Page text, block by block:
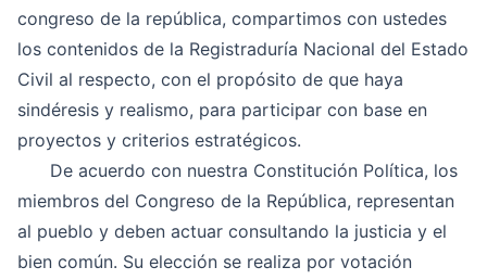
congreso de la república, compartimos con ustedes
los contenidos de la Registraduría Nacional del Estado
Civil al respecto, con el propósito de que haya
sindéresis y realismo, para participar con base en
proyectos y criterios estratégicos.
De acuerdo con nuestra Constitución Política, los
miembros del Congreso de la República, representan
al pueblo y deben actuar consultando la justicia y el
bien común. Su elección se realiza por votación